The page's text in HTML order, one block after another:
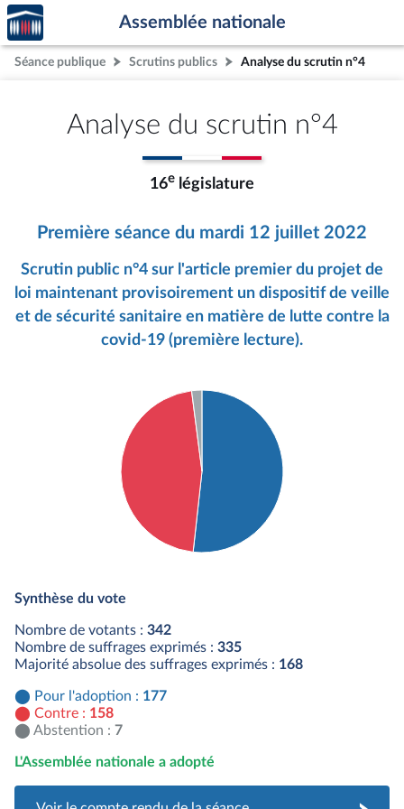
Aller au contenu
Aller en bas de la page
Accèder
à la
page
d'accueil
Assemblée nationale
Séance publique Scrutins publics Analyse du scrutin n°4
Analyse du scrutin n°4
16e législature
Première séance du mardi 12 juillet 2022
Scrutin public n°4 sur l'article premier du projet de
loi maintenant provisoirement un dispositif de veille
et de sécurité sanitaire en matière de lutte contre la
covid-19 (première lecture).
Synthèse du vote
Nombre de votants : 342
Nombre de suffrages exprimés : 335
Majorité absolue des suffrages exprimés : 168
Pour l'adoption : 177
Contre : 158
Abstention : 7
L'Assemblée nationale a adopté